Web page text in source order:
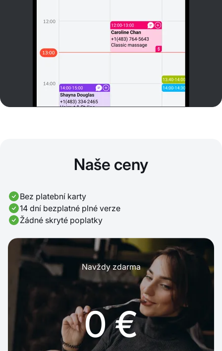
Naše ceny
Bez platební karty
14 dní bezplatné plné verze
Žádné skryté poplatky
Navždy zdarma
0 €